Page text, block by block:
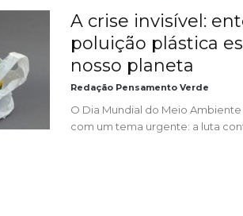
A crise invisível:
poluição plástica
nosso planeta
Redação Pensamento Verde
O Dia Mundial do Meio
com um tema urgente: a luta